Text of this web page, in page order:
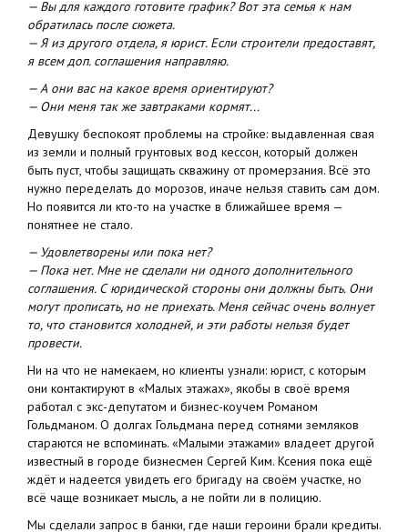
— Вы для каждого готовите график? Вот эта семья к нам
обратилась после сюжета.
— Я из другого отдела, я юрист. Если строители предоставят,
я всем доп. соглашения направляю.
— А они вас на какое время ориентируют?
— Они меня так же завтраками кормят...
Девушку беспокоят проблемы на стройке: выдавленная свая
из земли и полный грунтовых вод кессон, который должен
быть пуст, чтобы защищать скважину от промерзания. Всё это
нужно переделать до морозов, иначе нельзя ставить сам дом.
Но появится ли кто-то на участке в ближайшее время —
понятнее не стало.
— Удовлетворены или пока нет?
— Пока нет. Мне не сделали ни одного дополнительного
соглашения. С юридической стороны они должны быть. Они
могут прописать, но не приехать. Меня сейчас очень волнует
то, что становится холодней, и эти работы нельзя будет
провести.
Ни на что не намекаем, но клиенты узнали: юрист, с которым
они контактируют в «Малых этажах», якобы в своё время
работал с экс-депутатом и бизнес-коучем Романом
Гольдманом. О долгах Гольдмана перед сотнями земляков
стараются не вспоминать. «Малыми этажами» владеет другой
известный в городе бизнесмен Сергей Ким. Ксения пока ещё
ждёт и надеется увидеть его бригаду на своём участке, но
всё чаще возникает мысль, а не пойти ли в полицию.
Мы сделали запрос в банки, где наши героини брали кредиты.